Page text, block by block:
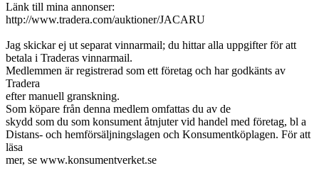
Länk till mina annonser:
http://www.tradera.com/auktioner/JACARU
Jag skickar ej ut separat vinnarmail; du hittar alla uppgifter för att
betala i Traderas vinnarmail.
Medlemmen är registrerad som ett företag och har godkänts av
Tradera
efter manuell granskning.
Som köpare från denna medlem omfattas du av de
skydd som du som konsument åtnjuter vid handel med företag, bl a
Distans- och hemförsäljningslagen och Konsumentköplagen. För att
läsa
mer, se www.konsumentverket.se